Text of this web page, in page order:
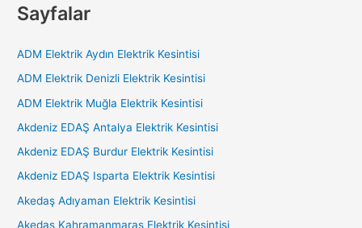
Sayfalar
ADM Elektrik Aydın Elektrik Kesintisi
ADM Elektrik Denizli Elektrik Kesintisi
ADM Elektrik Muğla Elektrik Kesintisi
Akdeniz EDAŞ Antalya Elektrik Kesintisi
Akdeniz EDAŞ Burdur Elektrik Kesintisi
Akdeniz EDAŞ Isparta Elektrik Kesintisi
Akedaş Adıyaman Elektrik Kesintisi
Akedaş Kahramanmaraş Elektrik Kesintisi